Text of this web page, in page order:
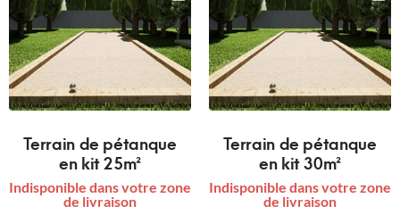
Terrain de pétanque
en kit 25m²
Indisponible dans votre zone
de livraison
Terrain de pétanque
en kit 30m²
Indisponible dans votre zone
de livraison